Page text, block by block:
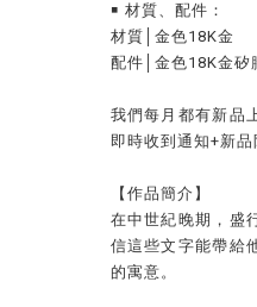
￭ 材質、配件：
材質│金色18K金
配件│金色18K金矽
我們每月都有新品
即時收到通知+新品
【作品簡介】
在中世紀晚期，盛
信這些文字能帶給
的寓意。